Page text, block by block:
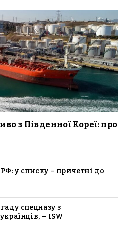
з Південної Кореї: про
у списку – причетні до
спецназу з
– ISW